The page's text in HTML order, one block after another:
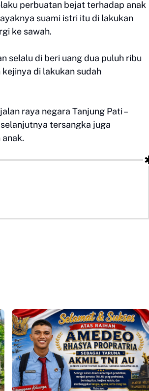
perbuatan bejat terhadap anak
suami istri itu di lakukan
ke sawah.
selalu di beri uang dua puluh ribu
di lakukan sudah
raya negara Tanjung Pati –
tersangka juga